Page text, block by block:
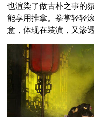
也渲染了做古朴之事的
能享用推拿。拳掌轻轻
意，体现在装潢，又渗